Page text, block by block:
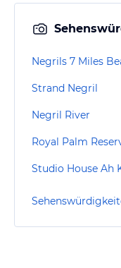
Negrils 7 Miles
Strand Negril
Negril River
Royal Palm